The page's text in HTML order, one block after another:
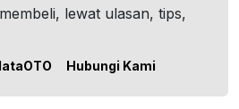
lewat ulasan, tips,
Hubungi Kami